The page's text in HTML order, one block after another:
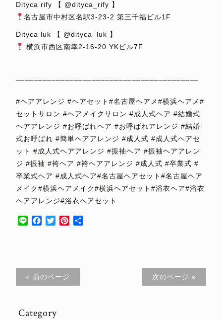
Dityca rify 【 @dityca_rify 】
名古屋市中村区名駅3-23-2 第三千福ビル1F
Dityca luk 【 @dityca_luk 】
横浜市西区南幸2-16-20 YKビル7F
#ヘアアレンジ #ヘアセット#名古屋ヘアメ#横浜ヘアメ#
セットサロン #ヘアメイクサロン #成人式ヘア #結婚式
ヘアアレンジ #お呼ばれヘア #お呼ばれアレンジ #結婚
式お呼ばれ #簡単ヘアアレンジ #成人式 #成人式ヘアセ
ット #成人式ヘアアレンジ #振袖ヘア #振袖ヘアアレン
ジ #振袖 #袴ヘア #袴ヘアアレンジ #成人式 #卒業式 #
卒業式ヘア #成人式ヘア#名古屋ヘアセット#名古屋ヘア
メイク#横浜ヘアメイク#横浜ヘアセット#浴衣ヘア#浴衣
ヘアアレンジ#浴衣ヘアセット
Line Facebook
TwitterPinterest
« 前のページ 次のページ »
Category